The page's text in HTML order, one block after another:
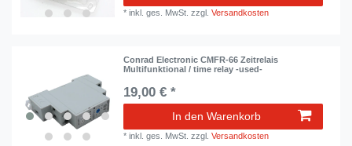
*inkl. ges. MwSt. zzgl.Versandkosten
Conrad Electronic CMFR-66 Zeitrelais
Multifunktional / time relay -used-
19,00 € *
In den Warenkorb
*inkl. ges. MwSt. zzgl.Versandkosten